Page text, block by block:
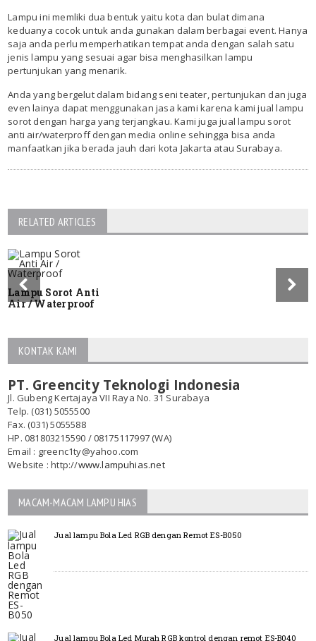
Lampu ini memliki dua bentuk yaitu kota dan bulat dimana
keduanya cocok untuk anda gunakan dalam berbagai event. Hanya
saja anda perlu memperhatikan tempat anda dengan salah satu
jenis lampu yang sesuai agar bisa menghasilkan lampu
pertunjukan yang menarik.
Anda yang bergelut dalam bidang seni teater, pertunjukan dan juga
even lainya dapat menggunakan jasa kami karena kami jual lampu
sorot dengan harga yang terjangkau. Kami juga jual lampu sorot
anti air/waterproff dengan media online sehingga bisa anda
manfaatkan jika berada jauh dari kota Jakarta atau Surabaya.
RELATED ARTICLES
Lampu Sorot Anti
Air / Waterproof
KONTAK KAMI
PT. Greencity Teknologi Indonesia
Jl. Gubeng Kertajaya VII Raya No. 31 Surabaya
Telp. (031) 5055500
Fax. (031) 5055588
HP. 081803215590 / 08175117997 (WA)
Email : greenc1ty@yahoo.com
Website : http://www.lampuhias.net
MACAM-MACAM LAMPU HIAS
Jual lampu Bola Led RGB dengan Remot ES-B050
Jual lampu Bola Led Murah RGB kontrol dengan remot ES-B040